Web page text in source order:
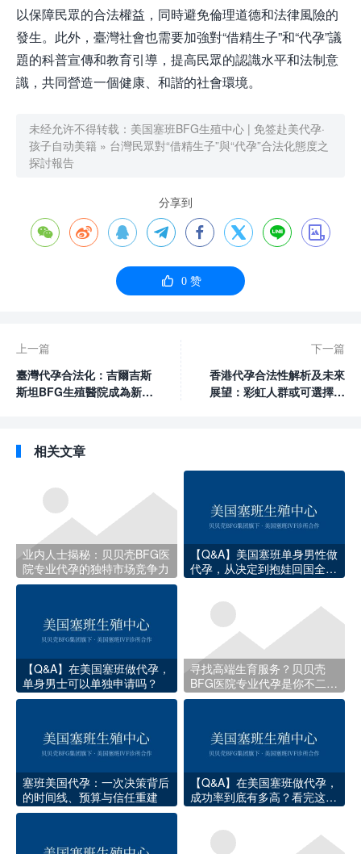
以保障民眾的合法權益，同時避免倫理道德和法律風險的
發生。此外，臺灣社會也需要加強對“借精生子”和“代孕”議
題的科普宣傳和教育引導，提高民眾的認識水平和法制意
識，共同營造一個健康、和諧的社會環境。
未经允许不得转载： 美国塞班BFG生殖中心 | 免签赴美代孕·
孩子自动美籍 » 台灣民眾對“借精生子”與“代孕”合法化態度之
探討報告
分享到
       
 0赞
上一篇
臺灣代孕合法化：吉爾吉斯
斯坦BFG生殖醫院成為新選
下一篇
香港代孕合法性解析及未來
展望：彩虹人群或可選擇吉
相关文章
业内人士揭秘：贝贝壳BFG医
院专业代孕的独特市场竞争力
【Q&A】美国塞班单身男性做
代孕，从决定到抱娃回国全流
【Q&A】在美国塞班做代孕，
单身男士可以单独申请吗？
寻找高端生育服务？贝贝壳
BFG医院专业代孕是你不二的
选择
塞班美国代孕：一次决策背后
的时间线、预算与信任重建
【Q&A】在美国塞班做代孕，
成功率到底有多高？看完这些